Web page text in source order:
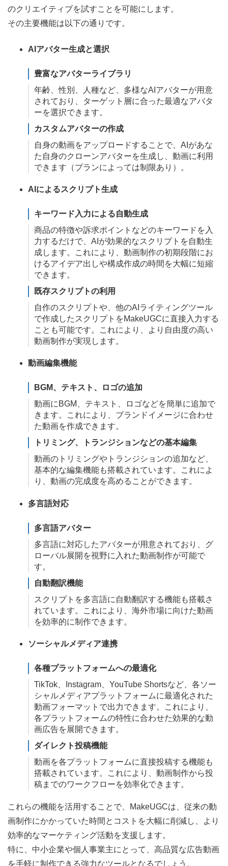
のクリエイティブを試すことを可能にします。
その主要機能は以下の通りです。
AIアバター生成と選択
豊富なアバターライブラリ
年齢、性別、人種など、多様なAIアバターが用意
されており、ターゲット層に合った最適なアバタ
ーを選択できます。
カスタムアバターの作成
自身の動画をアップロードすることで、AIがあな
た自身のクローンアバターを生成し、動画に利用
できます（プランによっては制限あり）。
AIによるスクリプト生成
キーワード入力による自動生成
商品の特徴や訴求ポイントなどのキーワードを入
力するだけで、AIが効果的なスクリプトを自動生
成します。これにより、動画制作の初期段階にお
けるアイデア出しや構成作成の時間を大幅に短縮
できます。
既存スクリプトの利用
自作のスクリプトや、他のAIライティングツール
で作成したスクリプトをMakeUGCに直接入力する
ことも可能です。これにより、より自由度の高い
動画制作が実現します。
動画編集機能
BGM、テキスト、ロゴの追加
動画にBGM、テキスト、ロゴなどを簡単に追加で
きます。これにより、ブランドイメージに合わせ
た動画を作成できます。
トリミング、トランジションなどの基本編集
動画のトリミングやトランジションの追加など、
基本的な編集機能も搭載されています。これによ
り、動画の完成度を高めることができます。
多言語対応
多言語アバター
多言語に対応したアバターが用意されており、グ
ローバル展開を視野に入れた動画制作が可能で
す。
自動翻訳機能
スクリプトを多言語に自動翻訳する機能も搭載さ
れています。これにより、海外市場に向けた動画
を効率的に制作できます。
ソーシャルメディア連携
各種プラットフォームへの最適化
TikTok、Instagram、YouTube Shortsなど、各ソー
シャルメディアプラットフォームに最適化された
動画フォーマットで出力できます。これにより、
各プラットフォームの特性に合わせた効果的な動
画広告を展開できます。
ダイレクト投稿機能
動画を各プラットフォームに直接投稿する機能も
搭載されています。これにより、動画制作から投
稿までのワークフローを効率化できます。
これらの機能を活用することで、MakeUGCは、従来の動
画制作にかかっていた時間とコストを大幅に削減し、より
効率的なマーケティング活動を支援します。
特に、中小企業や個人事業主にとって、高品質な広告動画
を手軽に制作できる強力なツールとなるでしょう。